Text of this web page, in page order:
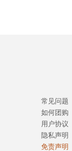
常见问题
如何团购
用户协议
隐私声明
免责声明